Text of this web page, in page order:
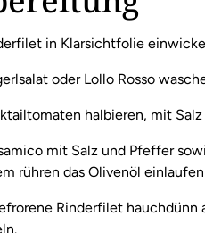
in Klarsichtfolie
oder Lollo Rosso
halbieren, mit
mit Salz und Pfeffer
rühren das Olivenöl einlaufen
Rinderfilet